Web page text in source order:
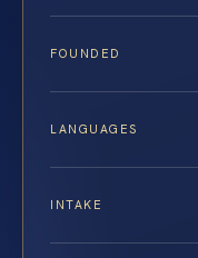
FOUNDED
LANGUAGES
INTAKE